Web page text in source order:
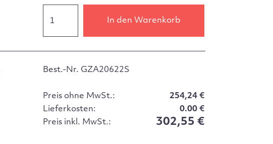
In den Warenkorb
Best.-Nr. GZA20622S
Preis ohne MwSt.:
254,24 €
Lieferkosten:
0.00 €
Preis inkl. MwSt.:
302,55 €